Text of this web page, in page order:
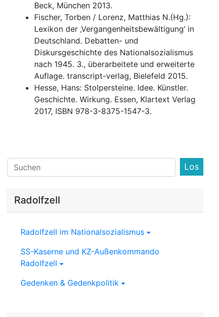
Beck, München 2013.
Fischer, Torben / Lorenz, Matthias N.(Hg.):
Lexikon der ‚Vergangenheitsbewältigung‘ in
Deutschland. Debatten- und
Diskursgeschichte des Nationalsozialismus
nach 1945. 3., überarbeitete und erweiterte
Auflage. transcript-verlag, Bielefeld 2015.
Hesse, Hans: Stolpersteine. Idee. Künstler.
Geschichte. Wirkung. Essen, Klartext Verlag
2017, ISBN 978-3-8375-1547-3.
Find
Radolfzell
Radolfzell im Nationalsozialismus
SS-Kaserne und KZ-Außenkommando
Radolfzell
Gedenken & Gedenkpolitik